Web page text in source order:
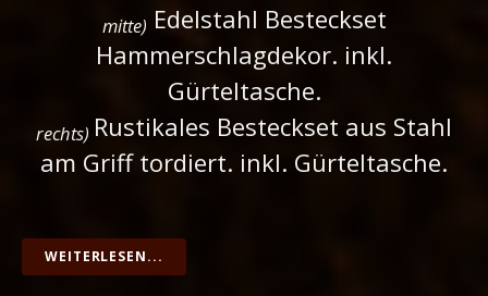
mitte) Edelstahl Besteckset
Hammerschlagdekor. inkl.
Gürteltasche.
rechts) Rustikales Besteckset aus Stahl
am Griff tordiert. inkl. Gürteltasche.
WEITERLESEN...